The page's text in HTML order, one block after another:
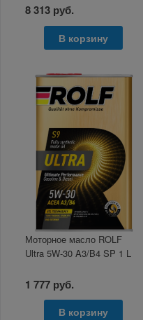
8 313 руб.
В корзину
Моторное масло ROLF
Ultra 5W-30 A3/B4 SP 1 L
1 777 руб.
В корзину